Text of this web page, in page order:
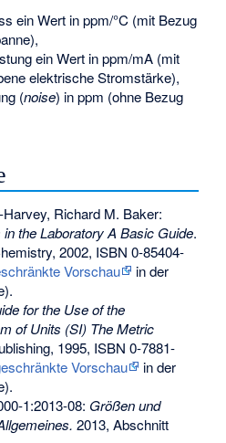
ein Wert in ppm/°C (mit Bezug
ein Wert in ppm/mA (mit
elektrische Stromstärke),
(noise) in ppm (ohne Bezug
Harvey, Richard M. Baker:
the Laboratory A Basic Guide.
2002, ISBN 0-85404-
Vorschau
in der
for the Use of the
of Units (SI) The Metric
1995, ISBN 0-7881-
Vorschau
in der
1:2013-08: Größen und
2013, Abschnitt